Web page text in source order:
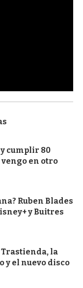
cumplir 80
vengo en otro
Ruben Blades
y Buitres
Trastienda, la
y el nuevo disco